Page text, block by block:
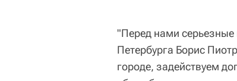
"Перед нами
Петербурга Борис
городе, задействуем